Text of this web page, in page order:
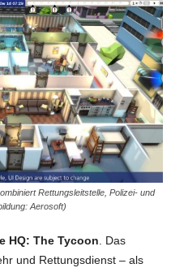
Rettungsleitstelle, Polizei- und
Aerosoft)
HQ: The Tycoon . Das
und Rettungsdienst – als